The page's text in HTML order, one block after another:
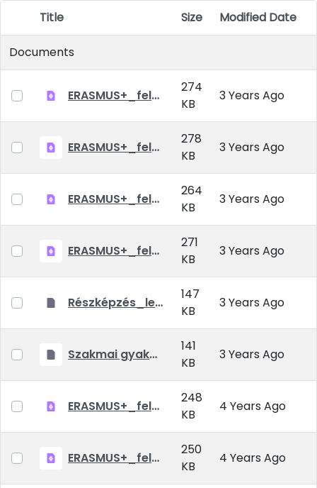
Item Selection
Title Size
Modified Date
Documents
ERASMUS+_felhivas_szakmai gyakorlat_2023_2024_v2.pdf
274
KB
3 Years Ago
ERASMUS+_felhivas_reszkepzes_2023_2024 tanev.pdf
278
KB
3 Years Ago
ERASMUS+_felhivas_szakmai gyakorlat_2022_23_oszi_tavaszi_felevre.pdf
264
KB
3 Years Ago
ERASMUS+_felhivas_reszkepzes_2022_23_tavaszi_felevre.pdf
271
KB
3 Years Ago
Részképzés_letölthető.rar
147
KB
3 Years Ago
Szakmai gyakorlat_letölthető.rar
141
KB
3 Years Ago
ERASMUS+_felhivas_szakmai gyakorlat_2022_tavaszi_2022_23_oszi_tavaszi_felevre MATE_4M.pdf
248
KB
4 Years Ago
ERASMUS+_felhivas_reszkepzes_2022_23_oszi_tavaszi_felevre MATE_4M.pdf
250
KB
4 Years Ago